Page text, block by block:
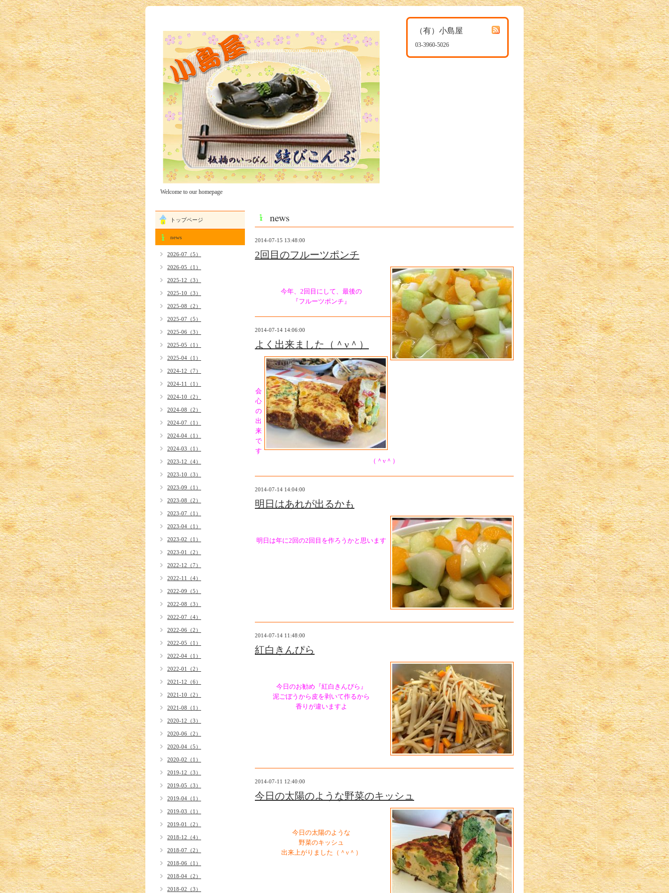
（有）小島屋
03-3960-5026
Welcome to our homepage
news
2014-07-15 13:48:00
2回目のフルーツポンチ
今年、2回目にして、最後の
『フルーツポンチ』
2014-07-14 14:06:00
よく出来ました（＾ν＾）
会
心
の
出
来
で
す
（＾ν＾）
2014-07-14 14:04:00
明日はあれが出るかも
明日は年に2回の2回目を作ろうかと思います
2014-07-14 11:48:00
紅白きんぴら
今日のお勧め『紅白きんぴら』
泥ごぼうから皮を剥いて作るから
香りが違いますよ
2014-07-11 12:40:00
今日の太陽のような野菜のキッシュ
今日の太陽のような
野菜のキッシュ
出来上がりました（＾ν＾）
トップページ
news
2026-07（5）
2026-05（1）
2025-12（3）
2025-10（3）
2025-08（2）
2025-07（5）
2025-06（3）
2025-05（1）
2025-04（1）
2024-12（7）
2024-11（1）
2024-10（2）
2024-08（2）
2024-07（1）
2024-04（1）
2024-03（1）
2023-12（4）
2023-10（3）
2023-09（1）
2023-08（2）
2023-07（1）
2023-04（1）
2023-02（1）
2023-01（2）
2022-12（7）
2022-11（4）
2022-09（5）
2022-08（3）
2022-07（4）
2022-06（2）
2022-05（1）
2022-04（1）
2022-01（2）
2021-12（6）
2021-10（2）
2021-08（1）
2020-12（3）
2020-06（2）
2020-04（5）
2020-02（1）
2019-12（3）
2019-05（3）
2019-04（1）
2019-03（1）
2019-01（2）
2018-12（4）
2018-07（2）
2018-06（1）
2018-04（2）
2018-02（3）